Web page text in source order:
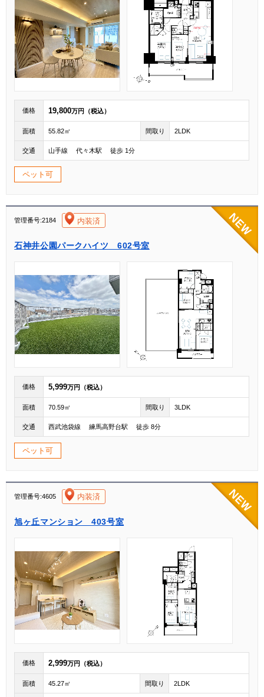
価格 19,800万円（税込）
面積 55.82㎡ 間取り 2LDK
交通 山手線 代々木駅 徒歩 1分
ペット可
管理番号:2184 内装済
石神井公園パークハイツ 602号室
価格 5,999万円（税込）
面積 70.59㎡ 間取り 3LDK
交通 西武池袋線 練馬高野台駅 徒歩 8分
ペット可
[004]
管理番号:4605 内装済
旭ヶ丘マンション 403号室
価格 2,999万円（税込）
面積 45.27㎡ 間取り 2LDK
[004]